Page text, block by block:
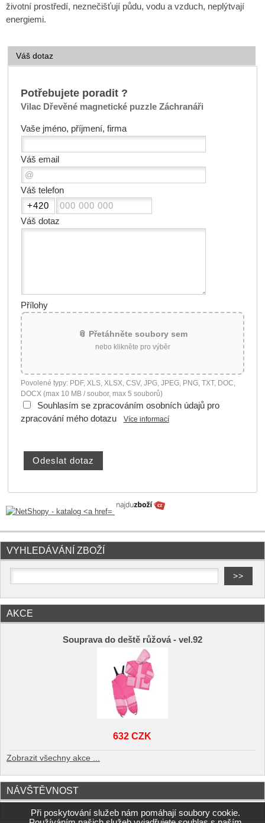
životní prostředí, neznečišťují půdu, vodu a vzduch, neplýtvají
energiemi.
Váš dotaz
Potřebujete poradit ?
Vilac Dřevěné magnetické puzzle Záchranáři
Vaše jméno, příjmení, firma
Váš email
Váš telefon
Váš dotaz
Přílohy
📎 Přetáhněte soubory sem
nebo klikněte pro výběr
Povolené typy: PDF, XLS, XLSX, CSV, JPG, JPEG, PNG, TXT, DOC,
DOCX (max 10 MB / soubor, max 5 souborů)
Souhlasím se zpracováním osobních údajů pro
zpracování mého dotazu
Více informací
VYHLEDÁVÁNÍ ZBOŽÍ
AKCE
Souprava do deště růžová - vel.92
632 CZK
Zobrazit všechny akce ...
NÁVŠTĚVNOST
Při poskytování služeb nám pomáhají soubory cookie.